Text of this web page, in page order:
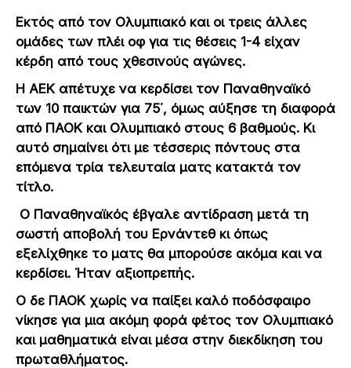
Εκτός από τον Ολυμπιακό και οι τρεις άλλες
ομάδες των πλέι οφ για τις θέσεις 1-4 είχαν
κέρδη από τους χθεσινούς αγώνες.
Η ΑΕΚ απέτυχε να κερδίσει τον Παναθηναϊκό
των 10 παικτών για 75΄, όμως αύξησε τη διαφορά
από ΠΑΟΚ και Ολυμπιακό στους 6 βαθμούς. Κι
αυτό σημαίνει ότι με τέσσερις πόντους στα
επόμενα τρία τελευταία ματς κατακτά τον
τίτλο.
Ο Παναθηναϊκός έβγαλε αντίδραση μετά τη
σωστή αποβολή του Ερνάντεθ κι όπως
εξελίχθηκε το ματς θα μπορούσε ακόμα και να
κερδίσει. Ήταν αξιοπρεπής.
Ο δε ΠΑΟΚ χωρίς να παίξει καλό ποδόσφαιρο
νίκησε για μια ακόμη φορά φέτος τον Ολυμπιακό
και μαθηματικά είναι μέσα στην διεκδίκηση του
πρωταθλήματος.